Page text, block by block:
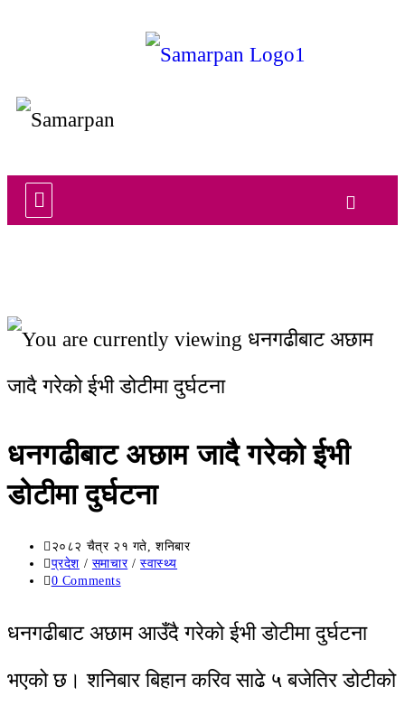
धनगढीबाट अछाम जादै गरेको ईभी
डोटीमा दुर्घटना
२०८२ चैत्र २१ गते, शनिबार
प्रदेश / समाचार / स्वास्थ्य
0 Comments
धनगढीबाट अछाम आउँदै गरेको ईभी डोटीमा दुर्घटना
भएको छ। शनिबार बिहान करिव साढे ५ बजेतिर डोटीको